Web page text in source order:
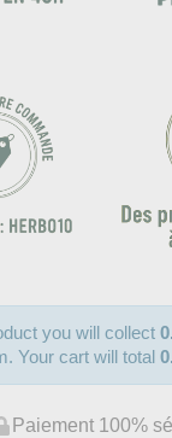
you will collect
Your cart will total
Paiement 100%